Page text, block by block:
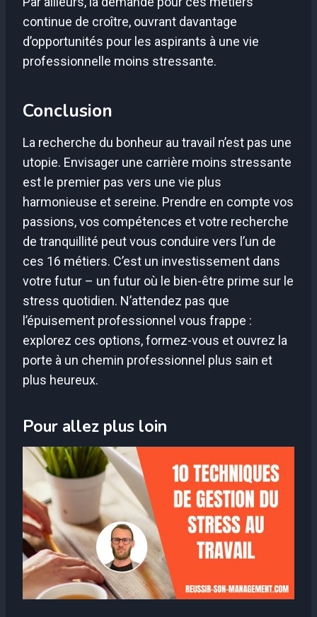
continue de croître, ouvrant davantage
d’opportunités pour les aspirants à une vie
professionnelle moins stressante.
Conclusion
La recherche du bonheur au travail n’est pas une
utopie. Envisager une carrière moins stressante
est le premier pas vers une vie plus
harmonieuse et sereine. Prendre en compte vos
passions, vos compétences et votre recherche
de tranquillité peut vous conduire vers l’un de
ces 16 métiers. C’est un investissement dans
votre futur – un futur où le bien-être prime sur le
stress quotidien. N’attendez pas que
l’épuisement professionnel vous frappe :
explorez ces options, formez-vous et ouvrez la
porte à un chemin professionnel plus sain et
plus heureux.
Pour allez plus loin